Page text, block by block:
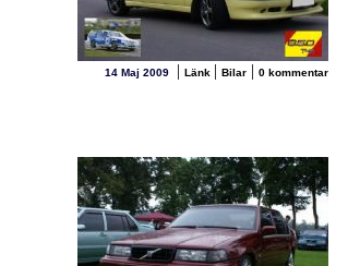
14 Maj 2009 | Länk | Bilar | 0 kommentar